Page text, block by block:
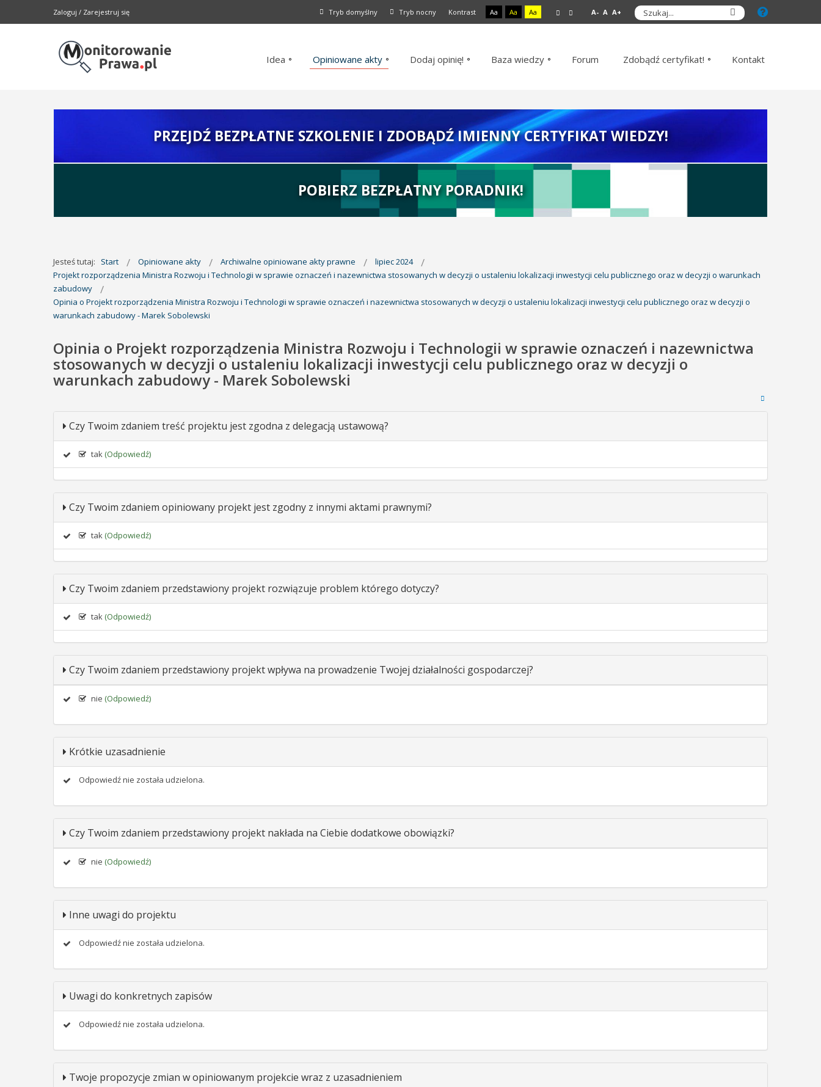
Zaloguj / Zarejestruj się Tryb domyślny Tryb nocny Kontrast Aa Aa Aa A- A A+
Idea Opiniowane akty Dodaj opinię! Baza wiedzy Forum Zdobądź certyfikat! Kontakt
PRZEJDŹ BEZPŁATNE SZKOLENIE I ZDOBĄDŹ IMIENNY CERTYFIKAT WIEDZY!
POBIERZ BEZPŁATNY PORADNIK!
Jesteś tutaj: Start Opiniowane akty Archiwalne opiniowane akty prawne
lipiec 2024
Projekt rozporządzenia Ministra Rozwoju i Technologii w sprawie oznaczeń i nazewnictwa stosowanych w decyzji o ustaleniu lokalizacji inwestycji celu publicznego oraz w decyzji o warunkach
zabudowy
Opinia o Projekt rozporządzenia Ministra Rozwoju i Technologii w sprawie oznaczeń i nazewnictwa stosowanych w decyzji o ustaleniu lokalizacji inwestycji celu publicznego oraz w decyzji o
warunkach zabudowy - Marek Sobolewski
Opinia o Projekt rozporządzenia Ministra Rozwoju i Technologii w sprawie oznaczeń i nazewnictwa
stosowanych w decyzji o ustaleniu lokalizacji inwestycji celu publicznego oraz w decyzji o
warunkach zabudowy - Marek Sobolewski
Czy Twoim zdaniem treść projektu jest zgodna z delegacją ustawową?
tak (Odpowiedź)
Czy Twoim zdaniem opiniowany projekt jest zgodny z innymi aktami prawnymi?
tak (Odpowiedź)
Czy Twoim zdaniem przedstawiony projekt rozwiązuje problem którego dotyczy?
tak (Odpowiedź)
Czy Twoim zdaniem przedstawiony projekt wpływa na prowadzenie Twojej działalności gospodarczej?
nie (Odpowiedź)
Krótkie uzasadnienie
Odpowiedź nie została udzielona.
Czy Twoim zdaniem przedstawiony projekt nakłada na Ciebie dodatkowe obowiązki?
nie (Odpowiedź)
Inne uwagi do projektu
Odpowiedź nie została udzielona.
Uwagi do konkretnych zapisów
Odpowiedź nie została udzielona.
Twoje propozycje zmian w opiniowanym projekcie wraz z uzasadnieniem